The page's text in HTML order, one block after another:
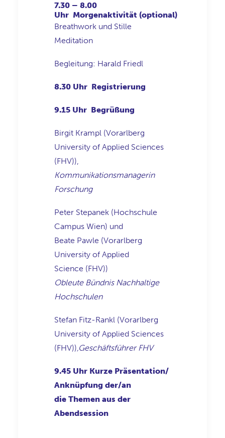
7.30 – 8.00
Uhr Morgenaktivität (optional)
Breathwork und Stille
Meditation
Begleitung: Harald Friedl
8.30 Uhr Registrierung
9.15 Uhr Begrüßung
Birgit Krampl (Vorarlberg
University of Applied Sciences
(FHV)),
Kommunikationsmanagerin
Forschung
Peter Stepanek (Hochschule
Campus Wien) und
Beate Pawle (Vorarlberg
University of Applied
Science (FHV))
Obleute Bündnis Nachhaltige
Hochschulen
Stefan Fitz-Rankl (Vorarlberg
University of Applied Sciences
(FHV)),GeschäftsführerFHV
9.45 Uhr Kurze Präsentation/
Anknüpfung der/an
die Themen aus der
Abendsession